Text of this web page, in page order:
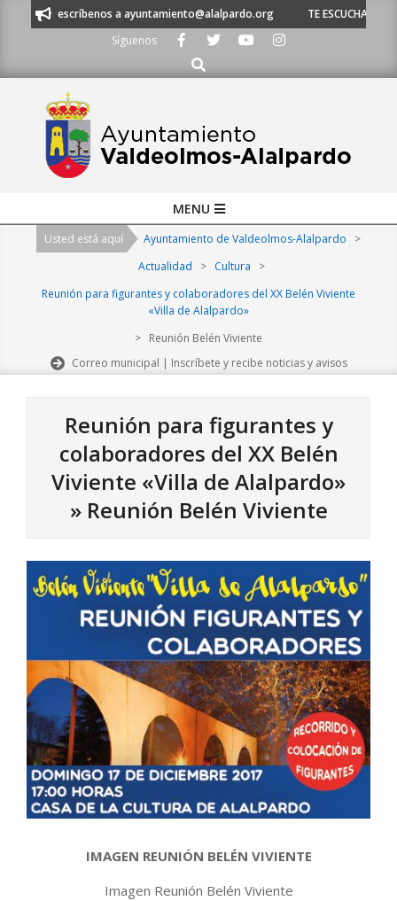
21 53 o escríbenos a ayuntamiento@alalpardo.org
TE
Síguenos
Buscar
Navigation
MENU
Usted está aquí Ayuntamiento de Valdeolmos-Alalpardo
>
Actualidad
> Cultura
>
Reunión para figurantes y colaboradores del XX Belén Viviente
«Villa de Alalpardo»
> Reunión Belén Viviente
Correo municipal | Inscríbete y recibe noticias y avisos
Reunión para figurantes y
colaboradores del XX Belén
Viviente «Villa de Alalpardo»
» Reunión Belén Viviente
IMAGEN REUNIÓN BELÉN VIVIENTE
Imagen Reunión Belén Viviente